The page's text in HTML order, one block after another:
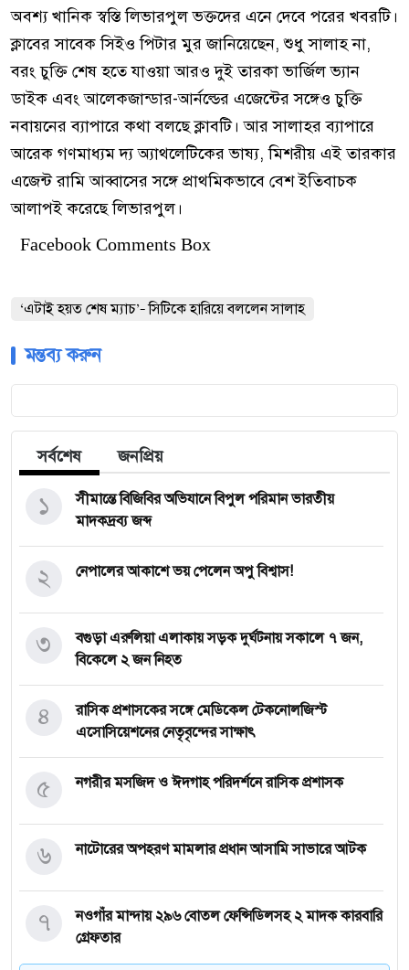
অবশ্য খানিক স্বস্তি লিভারপুল ভক্তদের এনে দেবে পরের খবরটি।
ক্লাবের সাবেক সিইও পিটার মুর জানিয়েছেন, শুধু সালাহ না,
বরং চুক্তি শেষ হতে যাওয়া আরও দুই তারকা ভার্জিল ভ্যান
ডাইক এবং আলেকজান্ডার-আর্নল্ডের এজেন্টের সঙ্গেও চুক্তি
নবায়নের ব্যাপারে কথা বলছে ক্লাবটি। আর সালাহর ব্যাপারে
আরেক গণমাধ্যম দ্য অ্যাথলেটিকের ভাষ্য, মিশরীয় এই তারকার
এজেন্ট রামি আব্বাসের সঙ্গে প্রাথমিকভাবে বেশ ইতিবাচক
আলাপই করেছে লিভারপুল।
Facebook Comments Box
‘এটাই হয়ত শেষ ম্যাচ’– সিটিকে হারিয়ে বললেন সালাহ
মন্তব্য করুন
সর্বশেষ জনপ্রিয়
সীমান্তে বিজিবির অভিযানে বিপুল পরিমান ভারতীয়
মাদকদ্রব্য জব্দ
১
নেপালের আকাশে ভয় পেলেন অপু বিশ্বাস!
২
বগুড়া এরুলিয়া এলাকায় সড়ক দুর্ঘট্নায় সকালে ৭ জন,
বিকেলে ২ জন নিহত
৩
রাসিক প্রশাসকের সঙ্গে মেডিকেল টেকনোলজিস্ট
এসোসিয়েশনের নেতৃবৃন্দের সাক্ষাৎ
৪
নগরীর মসজিদ ও ঈদগাহ পরিদর্শনে রাসিক প্রশাসক
৫
নাটোরের অপহরণ মামলার প্রধান আসামি সাভারে আটক
৬
নওগাঁর মান্দায় ২৯৬ বোতল ফেন্সিডিলসহ ২ মাদক কারবারি
গ্রেফতার
৭